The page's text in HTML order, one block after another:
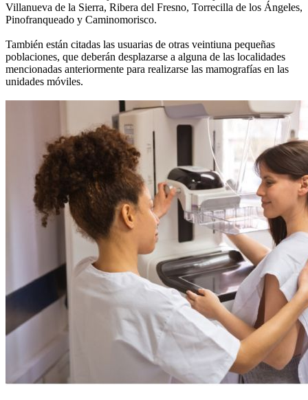
Villanueva de la Sierra, Ribera del Fresno, Torrecilla de los Ángeles,
Pinofranqueado y Caminomorisco.
También están citadas las usuarias de otras veintiuna pequeñas
poblaciones, que deberán desplazarse a alguna de las localidades
mencionadas anteriormente para realizarse las mamografías en las
unidades móviles.